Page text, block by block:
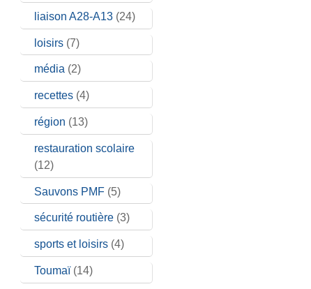
liaison A28-A13 (24)
loisirs (7)
média (2)
recettes (4)
région (13)
restauration scolaire
(12)
Sauvons PMF (5)
sécurité routière (3)
sports et loisirs (4)
Toumaï(14)